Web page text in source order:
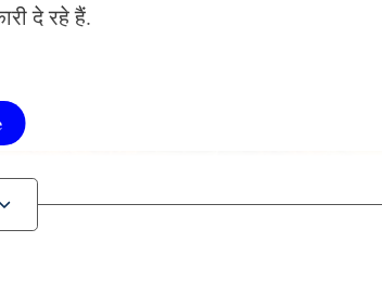
दे रहे हैं.